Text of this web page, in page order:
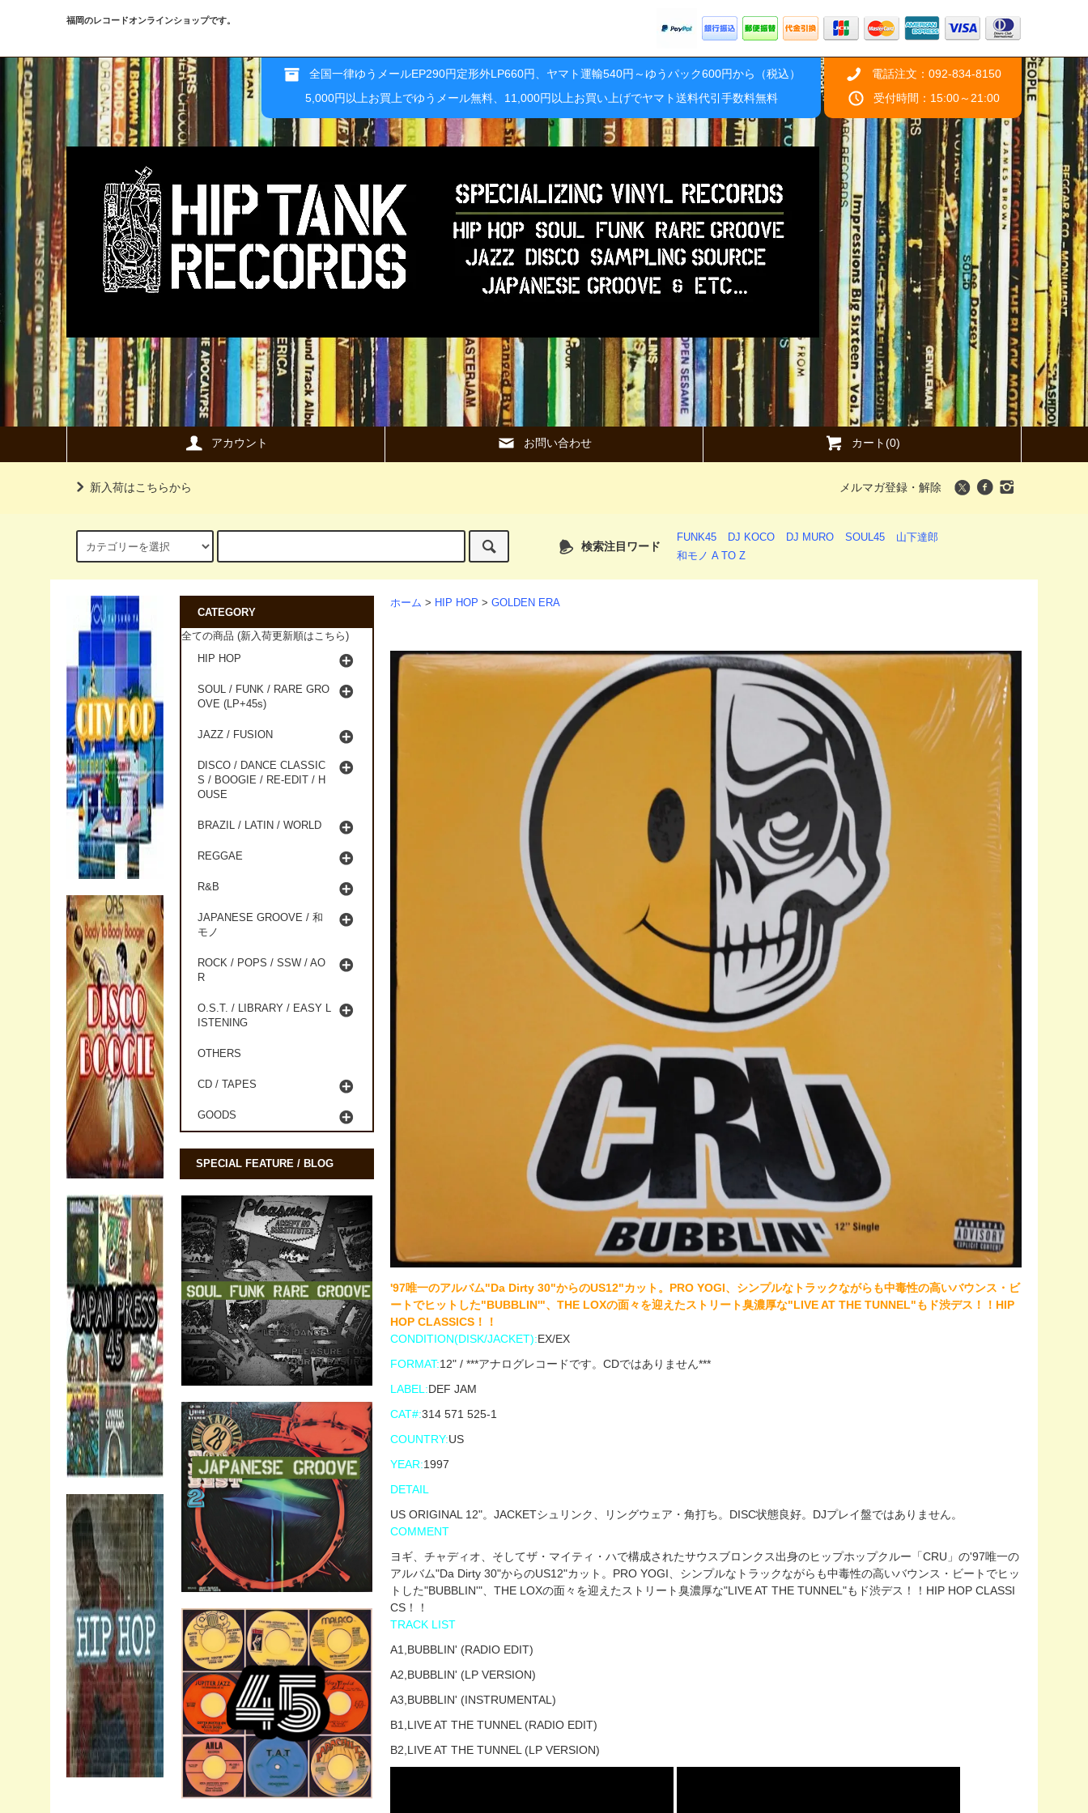
福岡のレコードオンラインショップです。
全国一律ゆうメールEP290円定形外LP660円、ヤマト運輸540円～ゆうパック600円から（税込）
5,000円以上お買上でゆうメール無料、11,000円以上お買い上げでヤマト送料代引手数料無料
電話注文：092-834-8150
受付時間：15:00～21:00
アカウント お問い合わせ カート(0)
新入荷はこちらから メルマガ登録・解除
検索注目ワード
FUNK45 DJ KOCO DJ MURO SOUL45
山下達郎
和モノ A TO Z
ホーム > HIP HOP > GOLDEN ERA
'97唯一のアルバム"Da Dirty 30"からのUS12"カット。PRO YOGI、シンプルなトラックながらも中毒性の高いバウンス・ビ
ートでヒットした"BUBBLIN'"、THE LOXの面々を迎えたストリート臭濃厚な"LIVE AT THE TUNNEL"もド渋デス！！HIP
HOP CLASSICS！！
CONDITION(DISK/JACKET):EX/EX
FORMAT:12" / ***アナログレコードです。CDではありません***
LABEL:DEF JAM
CAT#:314 571 525-1
COUNTRY:US
YEAR:1997
DETAIL
US ORIGINAL 12"。JACKETシュリンク、リングウェア・角打ち。DISC状態良好。DJプレイ盤ではありません。
COMMENT
ヨギ、チャディオ、そしてザ・マイティ・ハで構成されたサウスブロンクス出身のヒップホップクルー「CRU」の'97唯一の
アルバム"Da Dirty 30"からのUS12"カット。PRO YOGI、シンプルなトラックながらも中毒性の高いバウンス・ビートでヒッ
トした"BUBBLIN'"、THE LOXの面々を迎えたストリート臭濃厚な"LIVE AT THE TUNNEL"もド渋デス！！HIP HOP CLASSI
CS！！
TRACK LIST
A1,BUBBLIN' (RADIO EDIT)
A2,BUBBLIN' (LP VERSION)
A3,BUBBLIN' (INSTRUMENTAL)
B1,LIVE AT THE TUNNEL (RADIO EDIT)
B2,LIVE AT THE TUNNEL (LP VERSION)
CATEGORY
全ての商品 (新入荷更新順はこちら)
HIP HOP
SOUL / FUNK / RARE GRO
OVE (LP+45s)
JAZZ / FUSION
DISCO / DANCE CLASSIC
S / BOOGIE / RE-EDIT / H
OUSE
BRAZIL / LATIN / WORLD
REGGAE
R&B
JAPANESE GROOVE / 和
モノ
ROCK / POPS / SSW / AO
R
O.S.T. / LIBRARY / EASY L
ISTENING
OTHERS
CD / TAPES
GOODS
SPECIAL FEATURE / BLOG